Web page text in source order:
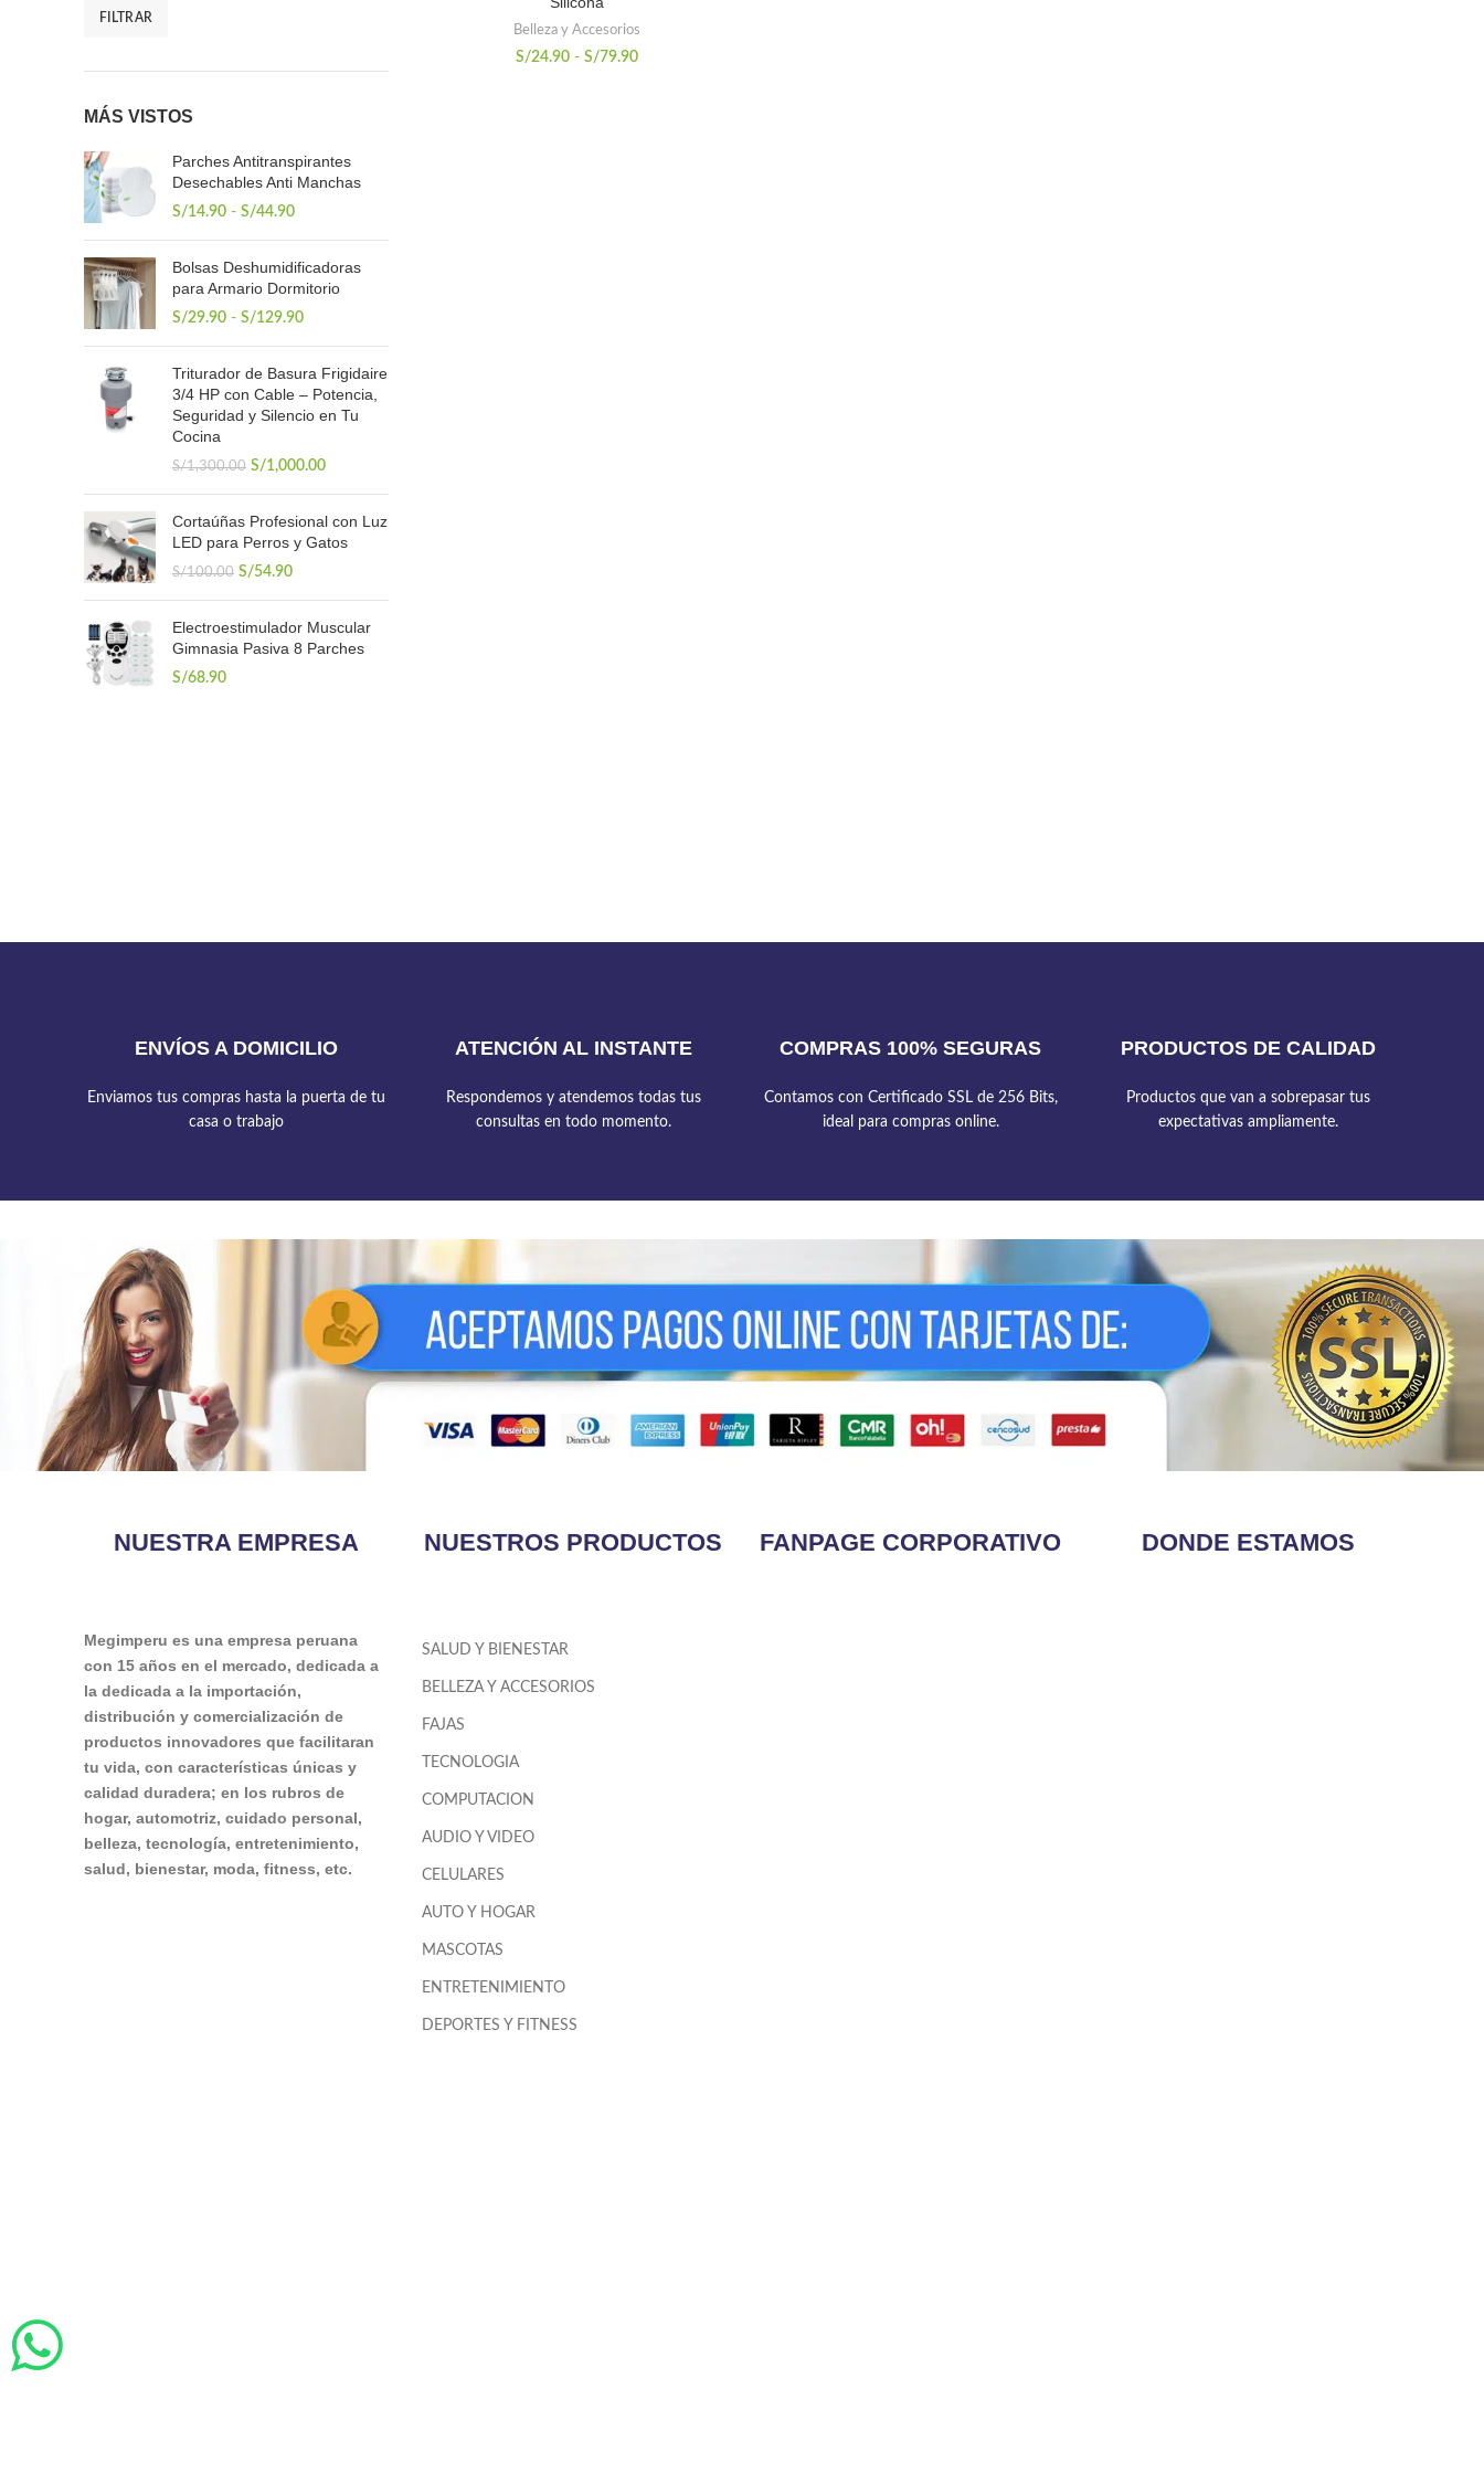
FILTRAR
MÁS VISTOS
Parches Antitranspirantes
Desechables Anti Manchas
S/14.90 - S/44.90Rango
desde
S/14.90
hasta
Bolsas Deshumidificadoras
para Armario Dormitorio
S/29.90 - S/129.90Rango
desde
S/29.90
hasta
Triturador de Basura Frigidaire
3/4 HP con Cable – Potencia,
Seguridad y Silencio en Tu
Cocina
S/1,300.00 El
era:
S/1,300.00.
S/1,000.00El
es:
S/1,000.00.
Cortaúñas Profesional con Luz
LED para Perros y Gatos
S/100.00 El
era:
S/100.00.
S/54.90El
es:
S/54.90.
Electroestimulador Muscular
Gimnasia Pasiva 8 Parches
S/68.90
Belleza y Accesorios
S/24.90 - S/79.90Rango
ENVÍOS A DOMICILIO
Enviamos tus compras hasta la puerta de tu
casa o trabajo
ATENCIÓN AL INSTANTE
Respondemos y atendemos todas tus
consultas en todo momento.
COMPRAS 100% SEGURAS
Contamos con Certificado SSL de 256 Bits,
ideal para compras online.
PRODUCTOS DE CALIDAD
Productos que van a sobrepasar tus
expectativas ampliamente.
NUESTRA EMPRESA
Megimperu es una empresa peruana
con 15 años en el mercado, dedicada a
la dedicada a la importación,
distribución y comercialización de
productos innovadores que facilitaran
tu vida, con características únicas y
calidad duradera; en los rubros de
hogar, automotriz, cuidado personal,
belleza, tecnología, entretenimiento,
salud, bienestar, moda, fitness, etc.
NUESTROS PRODUCTOS
SALUD Y BIENESTAR
BELLEZA Y ACCESORIOS
FAJAS
TECNOLOGIA
COMPUTACION
AUDIO Y VIDEO
CELULARES
AUTO Y HOGAR
MASCOTAS
ENTRETENIMIENTO
DEPORTES Y FITNESS
FANPAGE CORPORATIVO DONDE ESTAMOS